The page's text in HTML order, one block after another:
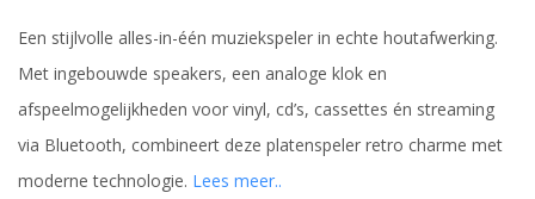
Een stijlvolle alles-in-één muziekspeler in echte houtafwerking.
Met ingebouwde speakers, een analoge klok en
afspeelmogelijkheden voor vinyl, cd’s, cassettes én streaming
via Bluetooth, combineert deze platenspeler retro charme met
moderne technologie. Lees meer..